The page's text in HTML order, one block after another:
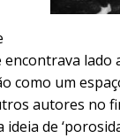
encontrava
como um
autores no
de